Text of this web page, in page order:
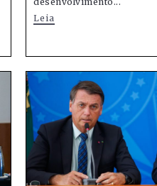
Leia